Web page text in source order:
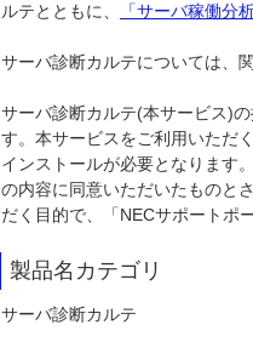
ルテとともに、
「サーバ稼働分
サーバ診断カルテについては、
サーバ診断カルテ(本サービス)
す。本サービスをご利用いただ
インストールが必要となります
の内容に同意いただいたものと
だく目的で、「NECサポートポ
製品名カテゴリ
サーバ診断カルテ